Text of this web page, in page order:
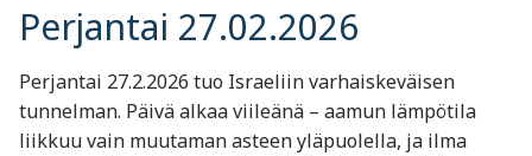
Perjantai 27.02.2026
Perjantai 27.2.2026 tuo Israeliin varhaiskeväisen
tunnelman. Päivä alkaa viileänä – aamun lämpötila
liikkuu vain muutaman asteen yläpuolella, ja ilma